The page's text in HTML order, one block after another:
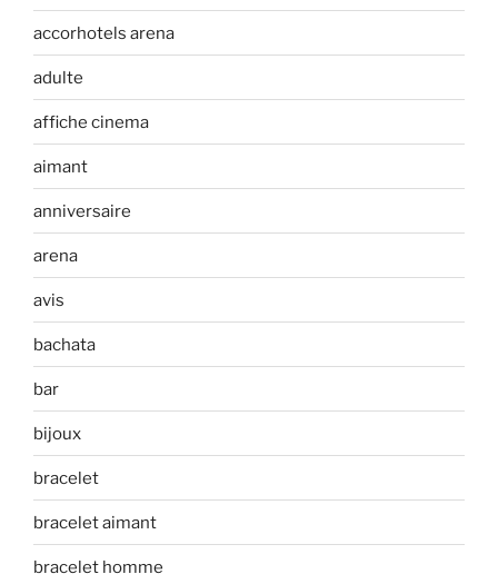
accorhotels arena
adulte
affiche cinema
aimant
anniversaire
arena
avis
bachata
bar
bijoux
bracelet
bracelet aimant
bracelet homme